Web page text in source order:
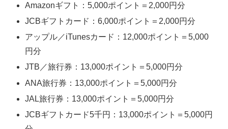
Amazonギフト ：5,000ポイント＝2,000円分
JCBギフトカード ：6,000ポイント＝2,000円分
アップル／iTunesカード ： 12,000ポイント＝5,000
円分
JTB／旅行券 ： 13,000ポイント＝5,000円分
ANA旅行券 ： 13,000ポイント＝5,000円分
JAL旅行券 ： 13,000ポイント＝5,000円分
JCBギフトカード5千円 ： 13,000ポイント＝5,000円